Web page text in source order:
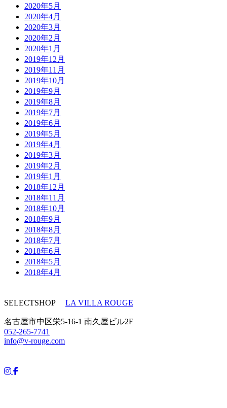
2020年5月
2020年4月
2020年3月
2020年2月
2020年1月
2019年12月
2019年11月
2019年10月
2019年9月
2019年8月
2019年7月
2019年6月
2019年5月
2019年4月
2019年3月
2019年2月
2019年1月
2018年12月
2018年11月
2018年10月
2018年9月
2018年8月
2018年7月
2018年6月
2018年5月
2018年4月
SELECTSHOP LA VILLA ROUGE
名古屋市中区栄5-16-1 南久屋ビル2F
052-265-7741
info@v-rouge.com